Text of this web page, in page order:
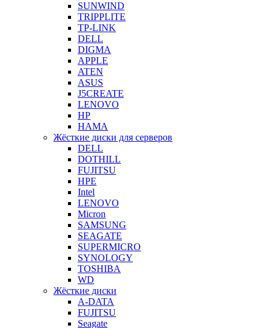
SUNWIND
TRIPPLITE
TP-LINK
DELL
DIGMA
APPLE
ATEN
ASUS
J5CREATE
LENOVO
HP
HAMA
Жёсткие диски для серверов
DELL
DOTHILL
FUJITSU
HPE
Intel
LENOVO
Micron
SAMSUNG
SEAGATE
SUPERMICRO
SYNOLOGY
TOSHIBA
WD
Жёсткие диски
A-DATA
FUJITSU
Seagate